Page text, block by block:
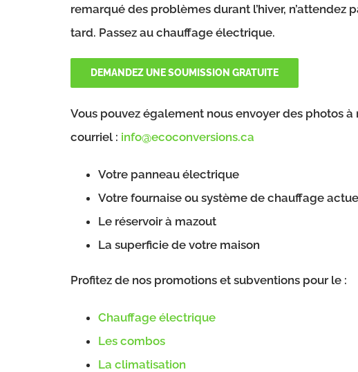
remarqué des problèmes durant l’hiver, n’attendez
tard. Passez au chauffage électrique.
DEMANDEZ UNE SOUMISSION GRATUITE
Vous pouvez également nous envoyer des photos à
courriel : info@ecoconversions.ca
Votre panneau électrique
Votre fournaise ou système de chauffage
Le réservoir à mazout
La superficie de votre maison
Profitez de nos promotions et subventions pour le :
Chauffage électrique
Les combos
La climatisation